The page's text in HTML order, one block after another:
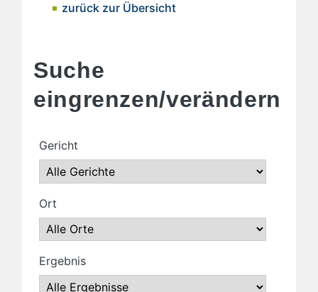
zurück zur Übersicht
Suche
eingrenzen/verändern
Gericht
Ort
Ergebnis